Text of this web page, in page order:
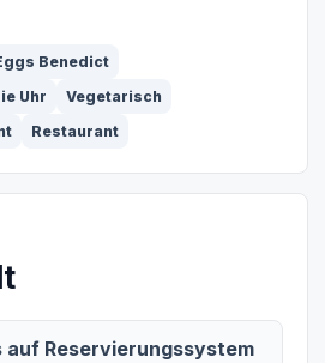
Benedict
Uhr
Vegetarisch
Restaurant
auf Reservierungssystem